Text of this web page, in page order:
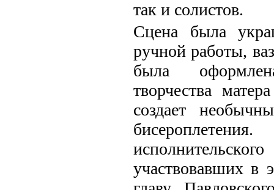
так и солистов.
Сцена была
ручной работы,
была
творчества
создает
участвовавших в